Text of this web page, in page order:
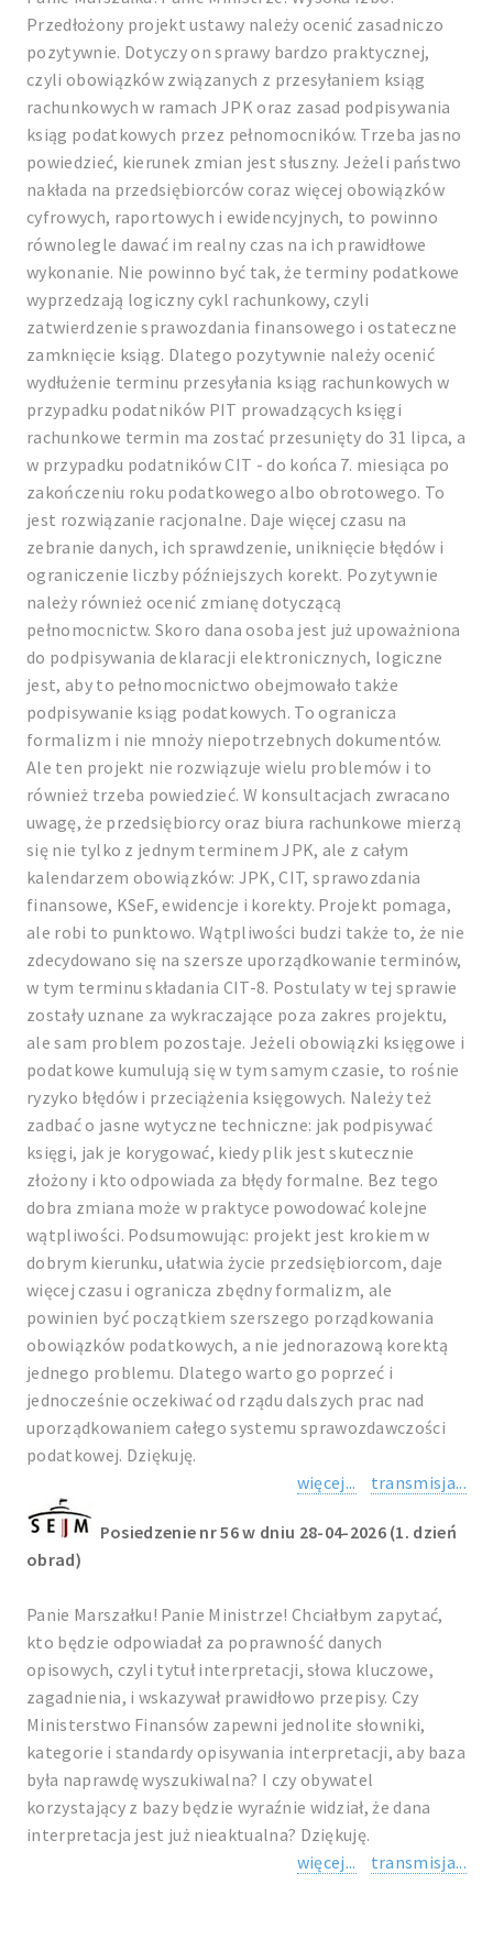
Przedłożony projekt ustawy należy ocenić zasadniczo
pozytywnie. Dotyczy on sprawy bardzo praktycznej,
czyli obowiązków związanych z przesyłaniem ksiąg
rachunkowych w ramach JPK oraz zasad podpisywania
ksiąg podatkowych przez pełnomocników. Trzeba jasno
powiedzieć, kierunek zmian jest słuszny. Jeżeli państwo
nakłada na przedsiębiorców coraz więcej obowiązków
cyfrowych, raportowych i ewidencyjnych, to powinno
równolegle dawać im realny czas na ich prawidłowe
wykonanie. Nie powinno być tak, że terminy podatkowe
wyprzedzają logiczny cykl rachunkowy, czyli
zatwierdzenie sprawozdania finansowego i ostateczne
zamknięcie ksiąg. Dlatego pozytywnie należy ocenić
wydłużenie terminu przesyłania ksiąg rachunkowych w
przypadku podatników PIT prowadzących księgi
rachunkowe termin ma zostać przesunięty do 31 lipca, a
w przypadku podatników CIT - do końca 7. miesiąca po
zakończeniu roku podatkowego albo obrotowego. To
jest rozwiązanie racjonalne. Daje więcej czasu na
zebranie danych, ich sprawdzenie, uniknięcie błędów i
ograniczenie liczby późniejszych korekt. Pozytywnie
należy również ocenić zmianę dotyczącą
pełnomocnictw. Skoro dana osoba jest już upoważniona
do podpisywania deklaracji elektronicznych, logiczne
jest, aby to pełnomocnictwo obejmowało także
podpisywanie ksiąg podatkowych. To ogranicza
formalizm i nie mnoży niepotrzebnych dokumentów.
Ale ten projekt nie rozwiązuje wielu problemów i to
również trzeba powiedzieć. W konsultacjach zwracano
uwagę, że przedsiębiorcy oraz biura rachunkowe mierzą
się nie tylko z jednym terminem JPK, ale z całym
kalendarzem obowiązków: JPK, CIT, sprawozdania
finansowe, KSeF, ewidencje i korekty. Projekt pomaga,
ale robi to punktowo. Wątpliwości budzi także to, że nie
zdecydowano się na szersze uporządkowanie terminów,
w tym terminu składania CIT-8. Postulaty w tej sprawie
zostały uznane za wykraczające poza zakres projektu,
ale sam problem pozostaje. Jeżeli obowiązki księgowe i
podatkowe kumulują się w tym samym czasie, to rośnie
ryzyko błędów i przeciążenia księgowych. Należy też
zadbać o jasne wytyczne techniczne: jak podpisywać
księgi, jak je korygować, kiedy plik jest skutecznie
złożony i kto odpowiada za błędy formalne. Bez tego
dobra zmiana może w praktyce powodować kolejne
wątpliwości. Podsumowując: projekt jest krokiem w
dobrym kierunku, ułatwia życie przedsiębiorcom, daje
więcej czasu i ogranicza zbędny formalizm, ale
powinien być początkiem szerszego porządkowania
obowiązków podatkowych, a nie jednorazową korektą
jednego problemu. Dlatego warto go poprzeć i
jednocześnie oczekiwać od rządu dalszych prac nad
uporządkowaniem całego systemu sprawozdawczości
podatkowej. Dziękuję.
więcej...
transmisja...
Posiedzenie nr 56 w dniu 28-04-2026 (1. dzień
obrad)
Panie Marszałku! Panie Ministrze! Chciałbym zapytać,
kto będzie odpowiadał za poprawność danych
opisowych, czyli tytuł interpretacji, słowa kluczowe,
zagadnienia, i wskazywał prawidłowo przepisy. Czy
Ministerstwo Finansów zapewni jednolite słowniki,
kategorie i standardy opisywania interpretacji, aby baza
była naprawdę wyszukiwalna? I czy obywatel
korzystający z bazy będzie wyraźnie widział, że dana
interpretacja jest już nieaktualna? Dziękuję.
więcej...
transmisja...